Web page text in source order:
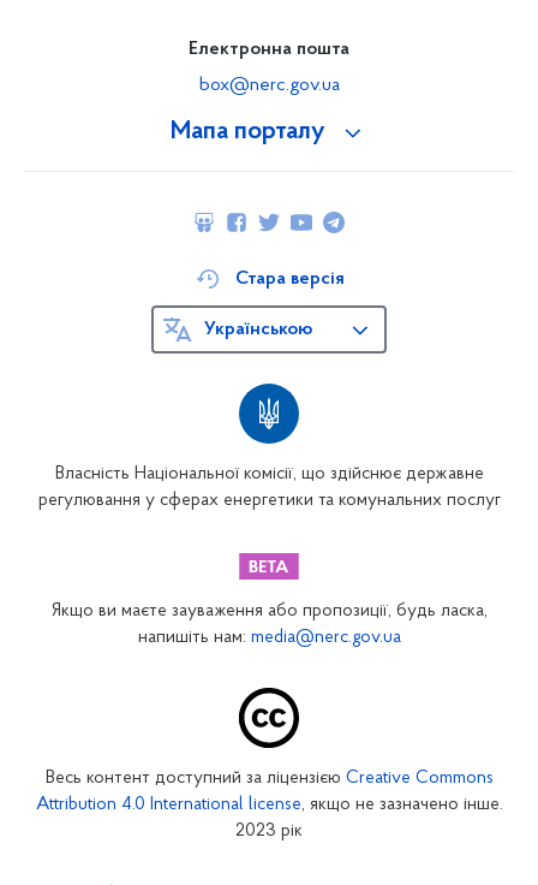
Мапа порталу
Електронна пошта
box@nerc.gov.ua
Власність Національної комісії, що здійснює державне
регулювання у сферах енергетики та комунальних послуг
Стара версія
Українською
Якщо ви маєте зауваження або пропозиції, будь ласка,
напишіть нам: media@nerc.gov.ua
Весь контент доступний за ліцензією Creative Commons
Attribution 4.0 International license, якщо не зазначено інше.
2023 рік